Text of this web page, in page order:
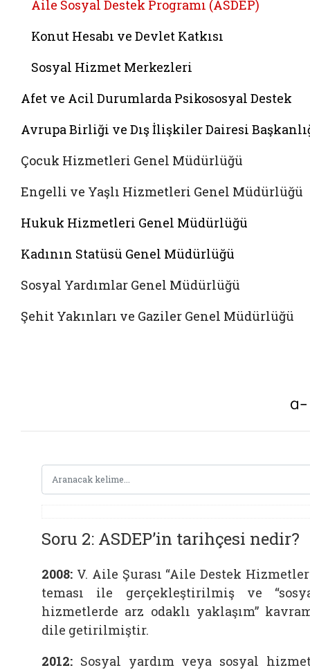
Aile Sosyal Destek Programı (ASDEP)
Konut Hesabı ve Devlet Katkısı
Sosyal Hizmet Merkezleri
Afet ve Acil Durumlarda Psikososyal Destek
Avrupa Birliği ve Dış İlişkiler Dairesi
Çocuk Hizmetleri Genel Müdürlüğü
Engelli ve Yaşlı Hizmetleri Genel Müdürlüğü
Hukuk Hizmetleri Genel Müdürlüğü
Kadının Statüsü Genel Müdürlüğü
Sosyal Yardımlar Genel Müdürlüğü
Şehit Yakınları ve Gaziler Genel Müdürlüğü
Soru 2: ASDEP’in tarihçesi nedir?
2008: V. Aile Şurası “Aile Destek
teması ile gerçekleştirilmiş ve
hizmetlerde arz odaklı yaklaşım”
dile getirilmiştir.
2012: Sosyal yardım veya sosyal